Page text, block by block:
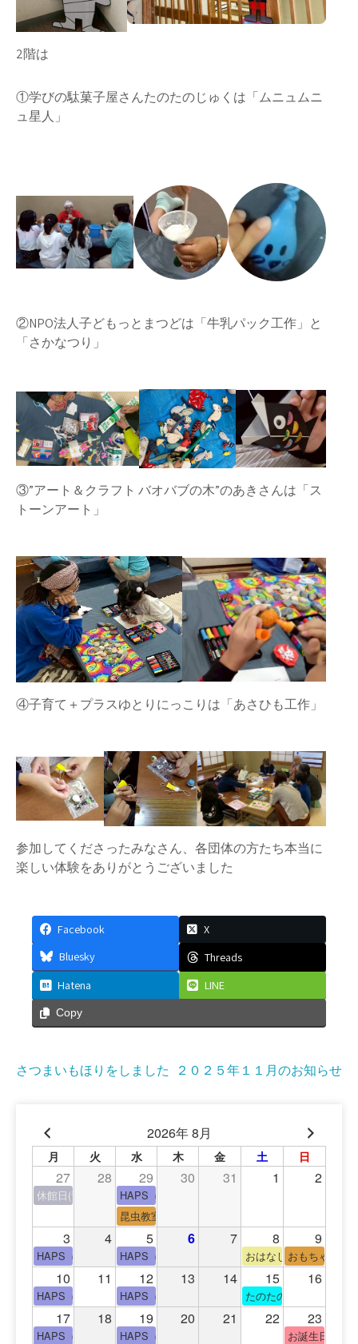
2階は
①学びの駄菓子屋さんたのたのじゅくは「ムニュムニ
ュ星人」
②NPO法人子どもっとまつどは「牛乳パック工作」と
「さかなつり」
③”アート＆クラフト バオバブの木”のあきさんは「ス
トーンアート」
④子育て＋プラスゆとりにっこりは「あさひも工作」
参加してくださったみなさん、各団体の方たち本当に
楽しい体験をありがとうございました
Facebook
X
Bluesky
Threads
Hatena
LINE
Copy
投
ビ
ゲ
ー
シ
ョ
ン
さつまいもほりをしました ２０２５年１１月のお知らせ
2026年 8月
月 火 水 木 金 土 日
27 28 29 30 31 1 2
休館日(青少年会館休館日)HAPS（中高生タイム）
昆虫教室
3 4 5 6 7 8 9
HAPS（中高生タイム）HAPS（中高生タイム） おはなし会おもちゃの広
10 11 12 13 14 15 16
HAPS（中高生タイム）HAPS（中高生タイム） たのたのサイエンス教
17 18 19 20 21 22 23
HAPS（中高生タイム）HAPS（中高生タイム） お誕生日(手形